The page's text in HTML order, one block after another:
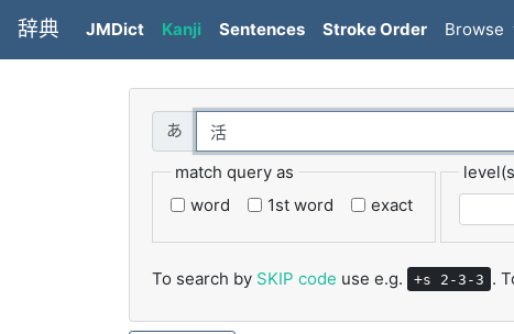
辞典 JMDict Kanji Sentences Stroke Order Browse
match query as
word
1st word exact
To search by SKIP code use e.g. +s 2-3-3 .